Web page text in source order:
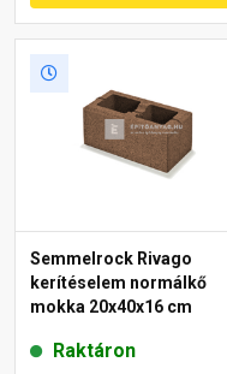
Semmelrock Rivago
kerítéselem normálkő
mokka 20x40x16 cm
Raktáron